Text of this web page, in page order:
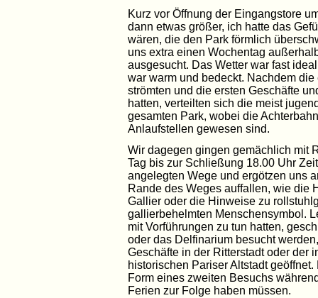
Kurz vor Öffnung der Eingangstore
dann etwas größer, ich hatte das
wären, die den Park förmlich
uns extra einen Wochentag
ausgesucht. Das Wetter war fast
war warm und bedeckt. Nachdem
strömten und die ersten Geschäfte
hatten, verteilten sich die meist
gesamten Park, wobei die
Anlaufstellen gewesen sind.
Wir dagegen gingen gemächlich mit
Tag bis zur Schließung 18.00 Uhr
angelegten Wege und ergötzen uns
Rande des Weges auffallen, wie die
Gallier oder die Hinweise zu
gallierbehelmten Menschensymbol.
mit Vorführungen zu tun hatten,
oder das Delfinarium besucht
Geschäfte in der Ritterstadt oder der
historischen Pariser Altstadt
Form eines zweiten Besuchs
Ferien zur Folge haben müssen.